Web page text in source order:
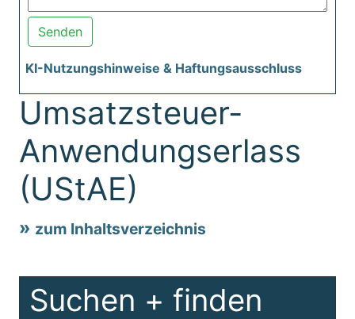
Senden
KI-Nutzungshinweise & Haftungsausschluss
Umsatzsteuer-
Anwendungserlass
(UStAE)
zum Inhaltsverzeichnis
Suchen + finden